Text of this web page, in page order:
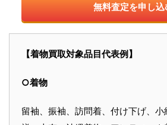
無料査定を申し込
【着物買取対象品目代表例】
○着物
留袖、振袖、訪問着、付け下げ、